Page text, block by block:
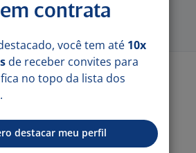
contrata
você tem até 10x
de receber convites para
no topo da lista dos
destacar meu perfil